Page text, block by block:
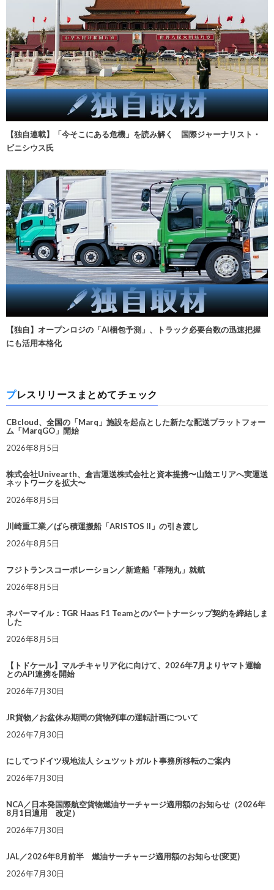
【独自連載】「今そこにある危機」を読み解く 国際ジャーナリスト・
ビニシウス氏
【独自】オープンロジの「AI梱包予測」、トラック必要台数の迅速把握
にも活用本格化
プレスリリースまとめてチェック
CBcloud、全国の「Marq」施設を起点とした新たな配送プラットフォー
ム「MarqGO」開始
2026年8月5日
株式会社Univearth、倉吉運送株式会社と資本提携〜山陰エリアへ実運送
ネットワークを拡大〜
2026年8月5日
川崎重工業／ばら積運搬船「ARISTOS II」の引き渡し
2026年8月5日
フジトランスコーポレーション／新造船「蓉翔丸」就航
2026年8月5日
ネバーマイル：TGR Haas F1 Teamとのパートナーシップ契約を締結しま
した
2026年8月5日
【トドケール】マルチキャリア化に向けて、2026年7月よりヤマト運輸
とのAPI連携を開始
2026年7月30日
JR貨物／お盆休み期間の貨物列車の運転計画について
2026年7月30日
にしてつドイツ現地法人 シュツットガルト事務所移転のご案内
2026年7月30日
NCA／日本発国際航空貨物燃油サーチャージ適用額のお知らせ（2026年
8月1日適用 改定）
2026年7月30日
JAL／2026年8月前半 燃油サーチャージ適用額のお知らせ(変更)
2026年7月30日